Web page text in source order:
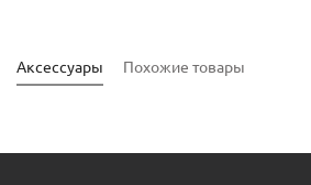
Аксессуары Похожие товары